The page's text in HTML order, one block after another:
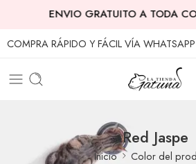
ENVIO GRATUITO A TODA
COMPRA RÁPIDO Y FÁCIL VÍA
Red Jaspe
Inicio Color del